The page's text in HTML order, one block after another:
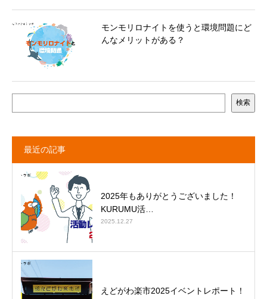
モンモリロナイトを使うと環境問題にど
んなメリットがある？
検索
最近の記事
2025年もありがとうございました！
KURUMU活…
2025.12.27
えどがわ楽市2025イベントレポート！